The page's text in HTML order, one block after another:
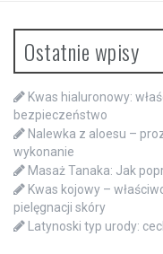
Ostatnie wpisy
Kwas hialuronowy:
bezpieczeństwo
Nalewka z aloesu –
wykonanie
Masaż Tanaka: Jak
Kwas kojowy –
pielęgnacji skóry
Latynoski typ urody: